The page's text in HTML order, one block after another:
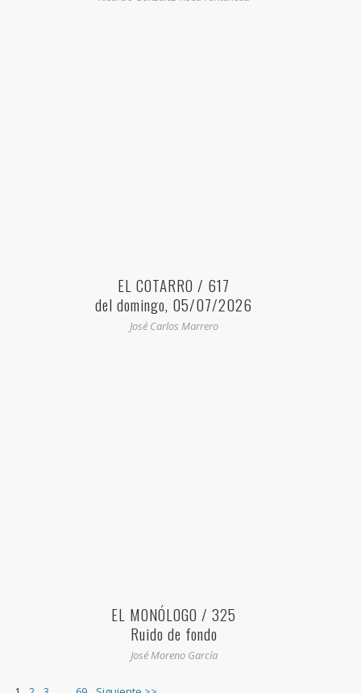
EL COTARRO / 617
del domingo, 05/07/2026
José Carlos Marrero
EL MONÓLOGO / 325
Ruido de fondo
José Moreno García